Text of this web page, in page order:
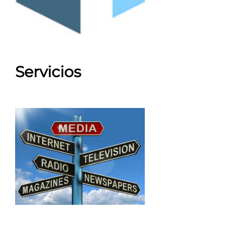
Servicios